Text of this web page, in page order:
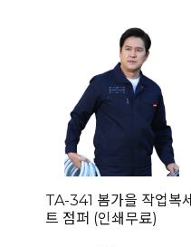
TA-341 봄가을 작업복세
트 점퍼 (인쇄무료)